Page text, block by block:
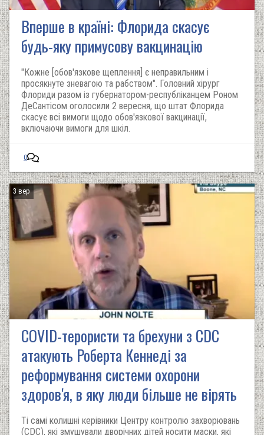
Вперше в країні: Флорида скасує
будь-яку примусову вакцинацію
"Кожне [обов'язкове щеплення] є неправильним і
просякнуте зневагою та рабством". Головний хірург
Флориди разом із губернатором-республіканцем Роном
ДеСантісом оголосили 2 вересня, що штат Флорида
скасує всі вимоги щодо обов'язкової вакцинації,
включаючи вимоги для шкіл.
0
3 вер
COVID-терористи та брехуни з CDC
атакують Роберта Кеннеді за
реформування системи охорони
здоров'я, в яку люди більше не вірять
Ті самі колишні керівники Центру контролю захворювань
(CDC), які змушували дворічних дітей носити маски, які